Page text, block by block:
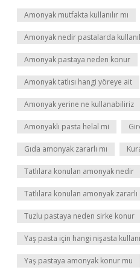
Amonyak mutfakta kullanılır mı
Amonyak nedir pastalarda
Amonyak pastaya neden konur
Amonyak tatlısı hangi yöreye ait
Amonyak yerine ne kullanabiliriz
Amonyaklı pasta helal mi
Gıda amonyak zararlı mı
Tatlılara konulan amonyak nedir
Tatlılara konulan amonyak zararlı
Tuzlu pastaya neden sirke konur
Yaş pasta için hangi nişasta
Yaş pastaya amonyak konur mu